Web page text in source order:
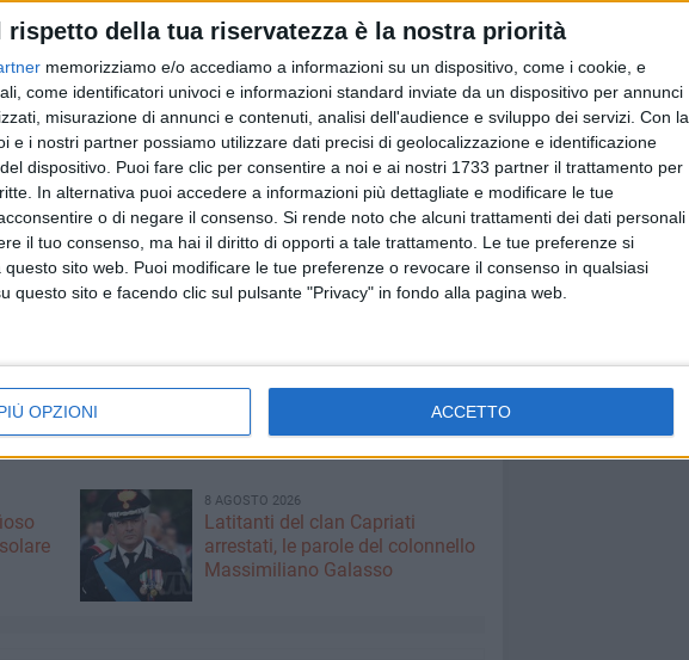
rispetto della tua riservatezza è la nostra priorità
memorizziamo e/o accediamo a informazioni su un dispositivo, come i cookie, e
come identificatori univoci e informazioni standard inviate da un dispositivo per annunci
misurazione di annunci e contenuti, analisi dell'audience e sviluppo dei servizi. Con la
e i nostri partner possiamo utilizzare dati precisi di geolocalizzazione e identificazione
dispositivo. Puoi fare clic per consentire a noi e ai nostri 1733 partner il trattamento per
In alternativa puoi accedere a informazioni più dettagliate e modificare le tue
o di negare il consenso. Si rende noto che alcuni trattamenti dei dati personali
il tuo consenso, ma hai il diritto di opporti a tale trattamento. Le tue preferenze si
sito web. Puoi modificare le tue preferenze o revocare il consenso in qualsiasi
questo sito e facendo clic sul pulsante "Privacy" in fondo alla pagina web.
OPZIONI ACCETTO
tre fascicoli di indagine nei miei confronti. Falso.
indagini preliminari che riguarda l'ex capo di gabinetto
il cronista a effettuare «una smentita nel numero
e a non prendere per vere senza verificare
passate».
ma non a confronti subdoli con chi ha sassolini
Mezzogiorno possa riparare a questo riprovevole
DI BISCEGLIE
ELEZIONI POLITICHE
8 AGOSTO 2026
Latitanti del clan Capriati
arrestati, le parole del colonnello
Massimiliano Galasso